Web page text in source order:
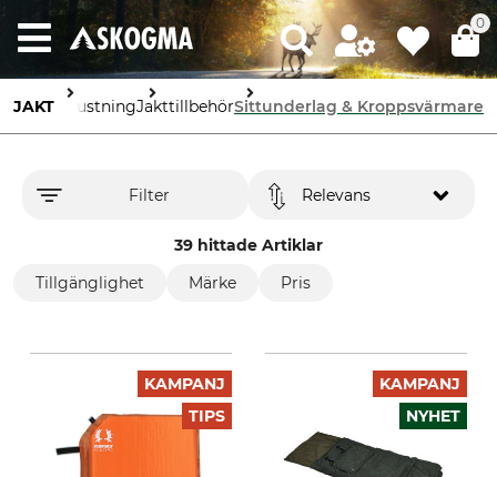
0
JAKTUtrustningJakttillbehörSittunderlag & Kroppsvärmare
Filter
39 hittade Artiklar
Relevans
Tillgänglighet Märke Pris
KAMPANJ
TIPS
KAMPANJ
NYHET